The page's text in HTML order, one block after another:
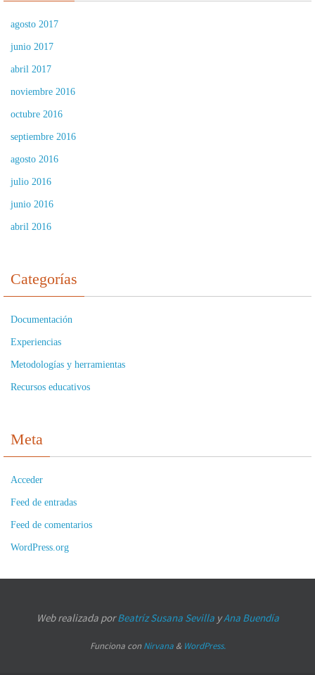
agosto 2017
junio 2017
abril 2017
noviembre 2016
octubre 2016
septiembre 2016
agosto 2016
julio 2016
junio 2016
abril 2016
Categorías
Documentación
Experiencias
Metodologías y herramientas
Recursos educativos
Meta
Acceder
Feed de entradas
Feed de comentarios
WordPress.org
Web realizada porBeatríz Susana Sevilla yAna Buendía
Funciona con Nirvana& WordPress.